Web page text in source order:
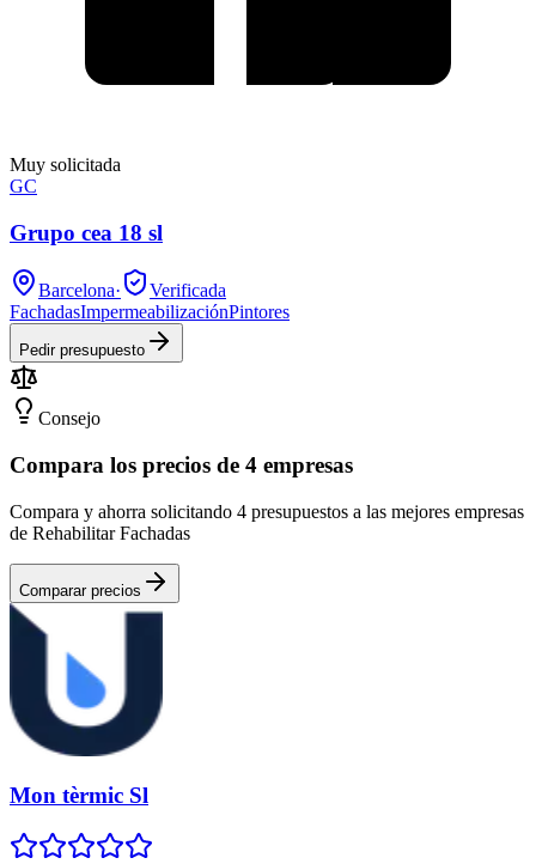
Muy solicitada
GC
Grupo cea 18 sl
Barcelona·
Verificada
FachadasImpermeabilizaciónPintores
Pedir presupuesto
Consejo
Compara los precios de 4 empresas
Compara y ahorra solicitando 4 presupuestos a las mejores empresas
de Rehabilitar Fachadas
Comparar precios
Mon tèrmic Sl